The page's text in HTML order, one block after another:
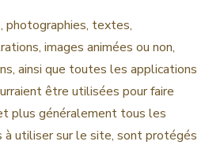
photographies, textes,
images animées ou non,
ainsi que toutes les applications
être utilisées pour faire
plus généralement tous les
utiliser sur le site, sont protégés